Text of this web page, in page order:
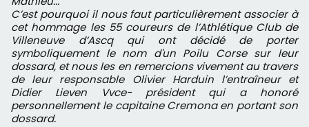
C’est pourquoi il nous faut particulièrement associer à
cet hommage les 55 coureurs de l’Athlétique Club de
Villeneuve d’Ascq qui ont décidé de porter
symboliquement le nom d'un Poilu Corse sur leur
dossard, et nous les en remercions vivement au travers
de leur responsable Olivier Harduin l’entraîneur et
Didier Lieven Vvce- président qui a honoré
personnellement le capitaine Cremona en portant son
dossard.